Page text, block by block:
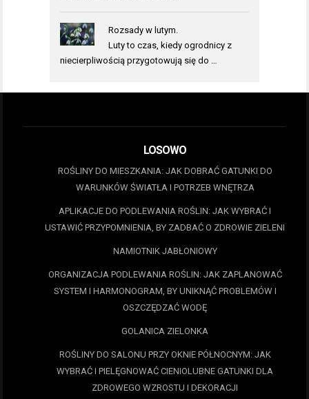
Rozsady w lutym.
Luty to czas, kiedy ogrodnicy z
niecierpliwością przygotowują się do …
LOSOWO
ROŚLINY DO MIESZKANIA: JAK DOBRAĆ GATUNKI DO
WARUNKÓW ŚWIATŁA I POTRZEB WNĘTRZA
APLIKACJE DO PODLEWANIA ROŚLIN: JAK WYBRAĆ I
USTAWIĆ PRZYPOMNIENIA, BY ZADBAĆ O ZDROWIE ZIELENI
NAMIOTNIK JABŁONIOWY
ORGANIZACJA PODLEWANIA ROŚLIN: JAK ZAPLANOWAĆ
SYSTEM I HARMONOGRAM, BY UNIKNĄĆ PROBLEMÓW I
OSZCZĘDZAĆ WODĘ
GOLANICA ZIELONKA
ROŚLINY DO SALONU PRZY OKNIE PÓŁNOCNYM: JAK
WYBRAĆ I PIELĘGNOWAĆ CIENIOLUBNE GATUNKI DLA
ZDROWEGO WZROSTU I DEKORACJI